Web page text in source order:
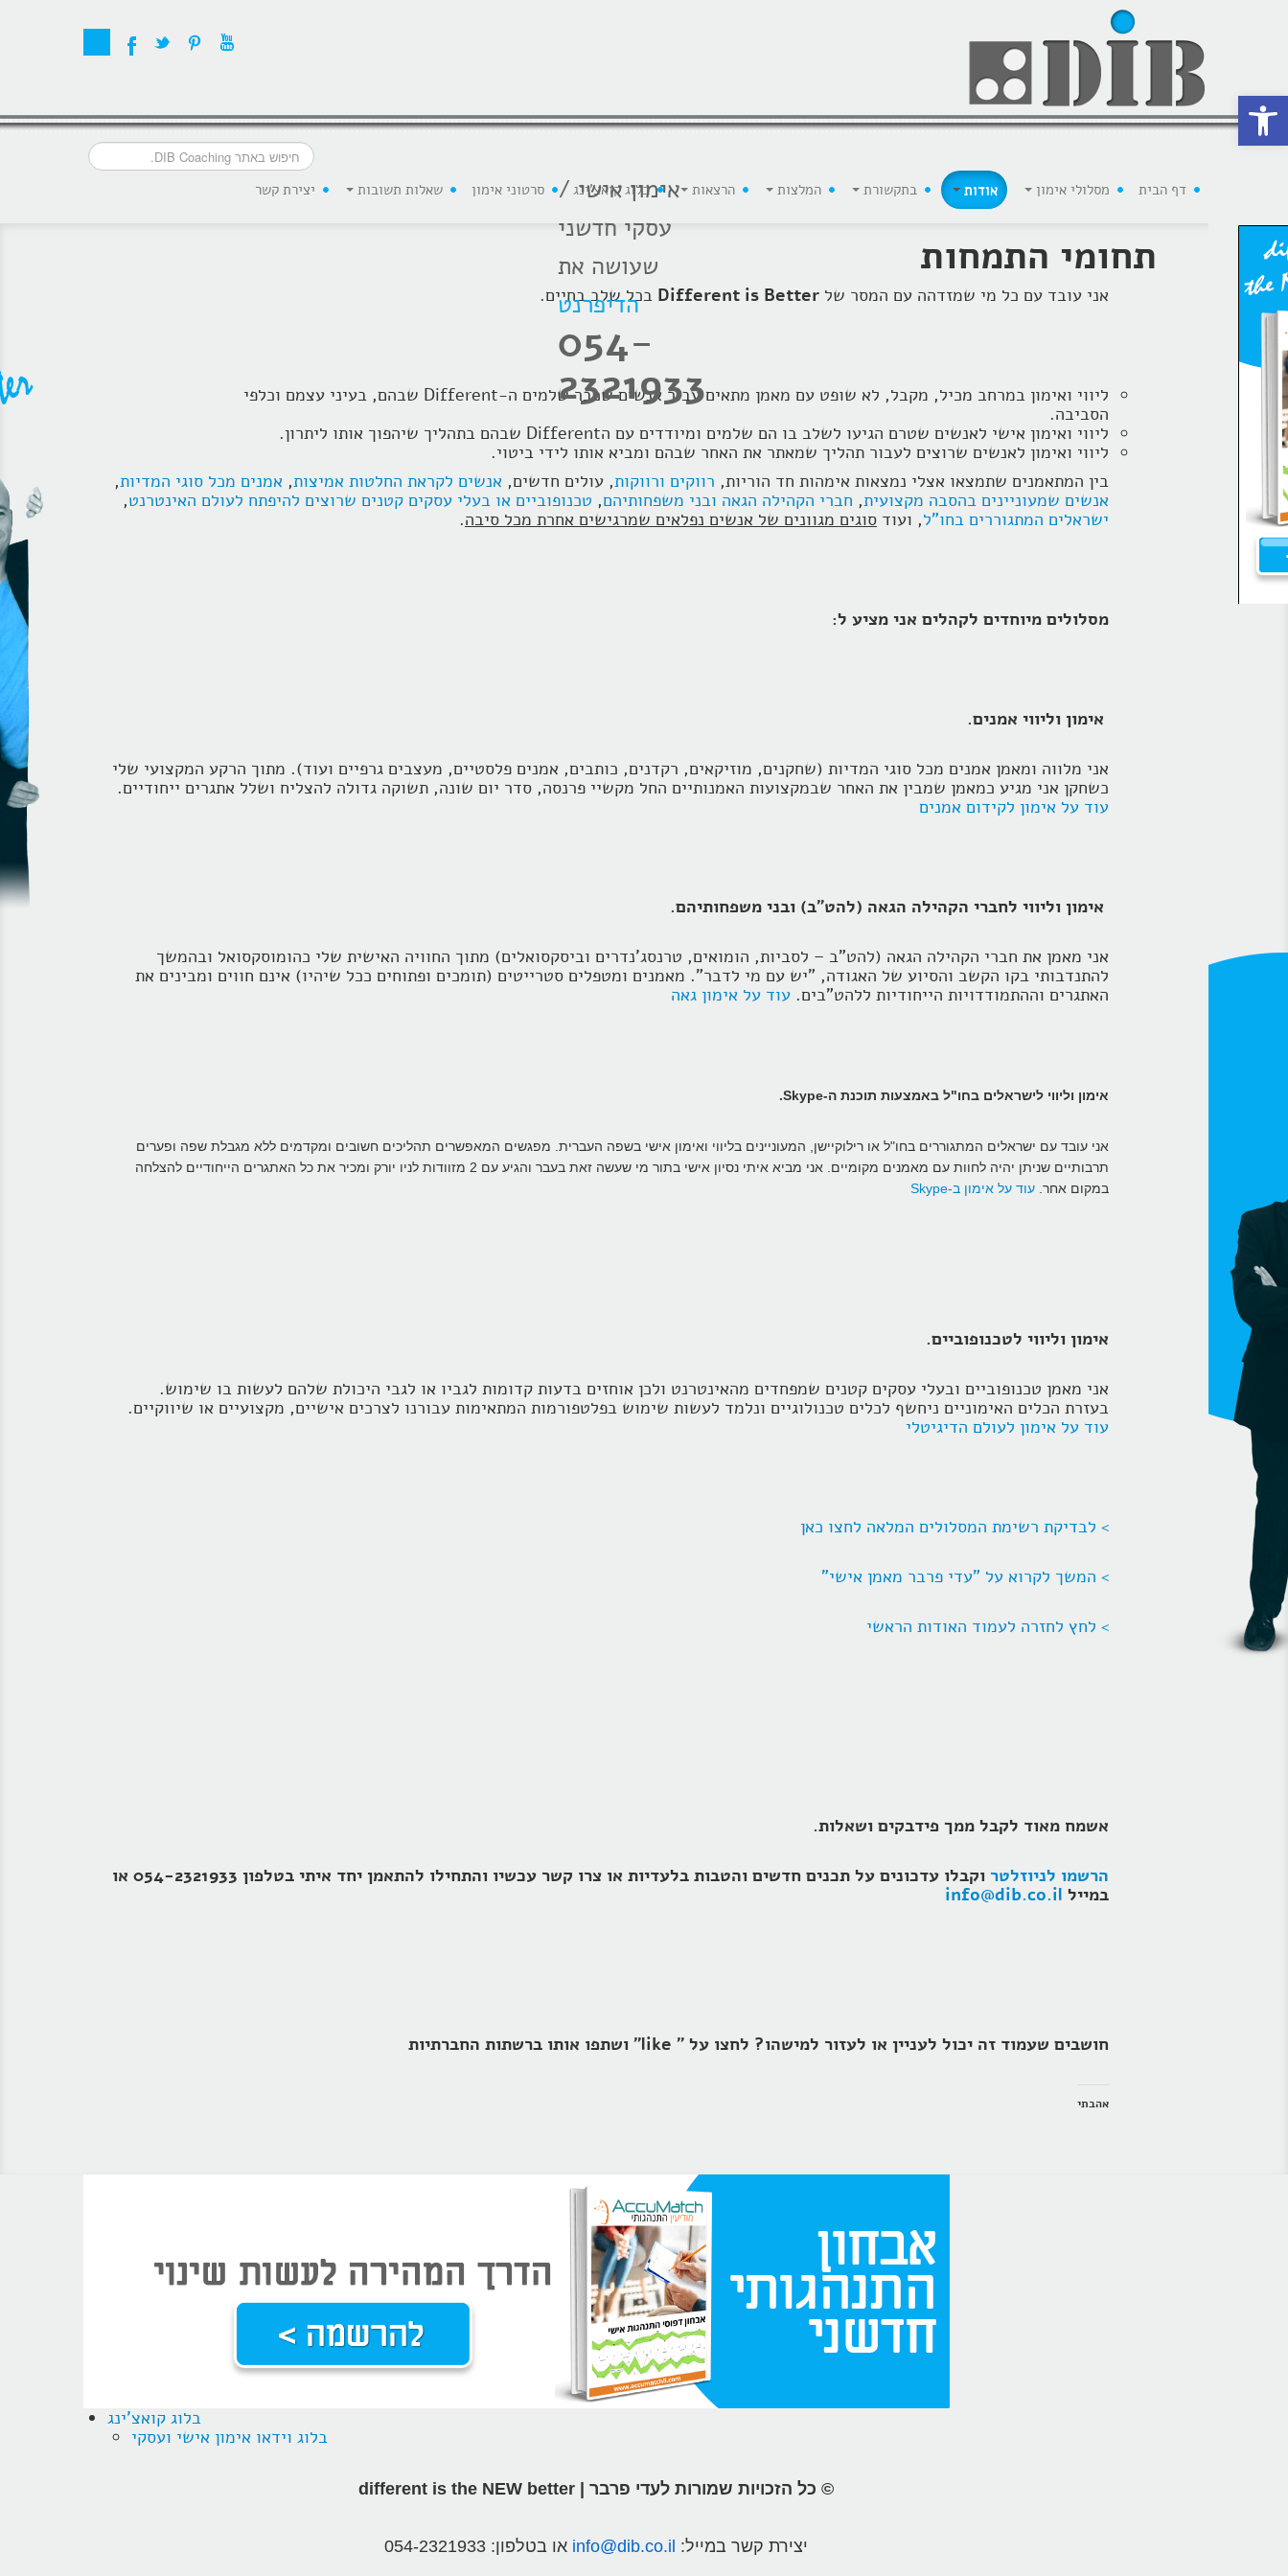
אימון אישי /
עסקי חדשני
שעושה את
הדיפרנט
054-
2321933
דף הבית מסלולי אימון אודות בתקשורת המלצות הרצאות בלוג קואצ'ינג סרטוני אימון שאלות תשובות יצירת קשר
תחומי התמחות
אני עובד עם כל מי שמזדהה עם המסר של Different is Better בכל שלב בחיים.
ליווי ואימון במרחב מכיל, מקבל, לא שופט עם מאמן מתאים עבור אנשים שכבר שלמים ה-Different שבהם, בעיני עצמם וכלפי
הסביבה.
ליווי ואימון אישי לאנשים שטרם הגיעו לשלב בו הם שלמים ומיודדים עם הDifferent שבהם בתהליך שיהפוך אותו ליתרון.
ליווי ואימון לאנשים שרוצים לעבור תהליך שמאתר את האחר שבהם ומביא אותו לידי ביטוי.
בין המתאמנים שתמצאו אצלי נמצאות אימהות חד הוריות, רווקים ורווקות, עולים חדשים, אנשים לקראת החלטות אמיצות, אמנים מכל סוגי המדיות,
אנשים שמעוניינים בהסבה מקצועית, חברי הקהילה הגאה ובני משפחותיהם, טכנופוביים או בעלי עסקים קטנים שרוצים להיפתח לעולם האינטרנט,
ישראלים המתגוררים בחו"ל, ועוד סוגים מגוונים של אנשים נפלאים שמרגישים אחרת מכל סיבה.
מסלולים מיוחדים לקהלים אני מציע ל:
אימון וליווי אמנים.
אני מלווה ומאמן אמנים מכל סוגי המדיות (שחקנים, מוזיקאים, רקדנים, כותבים, אמנים פלסטיים, מעצבים גרפיים ועוד). מתוך הרקע המקצועי שלי
כשחקן אני מגיע כמאמן שמבין את האחר שבמקצועות האמנותיים החל מקשיי פרנסה, סדר יום שונה, תשוקה גדולה להצליח ושלל אתגרים ייחודיים.
עוד על אימון לקידום אמנים
אימון וליווי לחברי הקהילה הגאה (להט"ב) ובני משפחותיהם.
אני מאמן את חברי הקהילה הגאה (להט"ב – לסביות, הומואים, טרנסג'נדרים וביסקסואלים) מתוך החוויה האישית שלי כהומוסקסואל ובהמשך
להתנדבותי בקו הקשב והסיוע של האגודה, "יש עם מי לדבר". מאמנים ומטפלים סטרייטים (תומכים ופתוחים ככל שיהיו) אינם חווים ומבינים את
האתגרים וההתמודדויות הייחודיות ללהט"בים. עוד על אימון גאה
אימון וליווי לישראלים בחו"ל באמצעות תוכנת ה-Skype.
אני עובד עם ישראלים המתגוררים בחו"ל או רילוקיישן, המעוניינים בליווי ואימון אישי בשפה העברית. מפגשים המאפשרים תהליכים חשובים ומקדמים ללא מגבלת שפה ופערים
תרבותיים שניתן יהיה לחוות עם מאמנים מקומיים. אני מביא איתי נסיון אישי בתור מי שעשה זאת בעבר והגיע עם 2 מזוודות לניו יורק ומכיר את כל האתגרים הייחודיים להצלחה
במקום אחר. עוד על אימון ב-Skype
אימון וליווי לטכנופוביים.
אני מאמן טכנופוביים ובעלי עסקים קטנים שמפחדים מהאינטרנט ולכן אוחזים בדעות קדומות לגביו או לגבי היכולת שלהם לעשות בו שימוש.
בעזרת הכלים האימוניים ניחשף לכלים טכנולוגיים ונלמד לעשות שימוש בפלטפורמות המתאימות עבורנו לצרכים אישיים, מקצועיים או שיווקיים.
עוד על אימון לעולם הדיגיטלי
> לבדיקת רשימת המסלולים המלאה לחצו כאן
> המשך לקרוא על "עדי פרבר מאמן אישי"
> לחץ לחזרה לעמוד האודות הראשי
אשמח מאוד לקבל ממך פידבקים ושאלות.
הרשמו לניוזלטר
וקבלו עדכונים על תכנים חדשים והטבות בלעדיות או צרו קשר עכשיו והתחילו להתאמן יחד איתי בטלפון 054-2321933 או
במייל info@dib.co.il
חושבים שעמוד זה יכול לעניין או לעזור למישהו? לחצו על " like" ושתפו אותו ברשתות החברתיות
אהבתי
בלוג קואצ'ינג
בלוג וידאו אימון אישי ועסקי
© כל הזכויות שמורות לעדי פרבר | different is the NEW better
יצירת קשר במייל: info@dib.co.il או בטלפון: 054-2321933